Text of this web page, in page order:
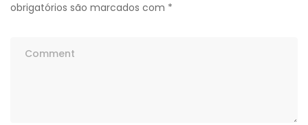
obrigatórios são marcados com *